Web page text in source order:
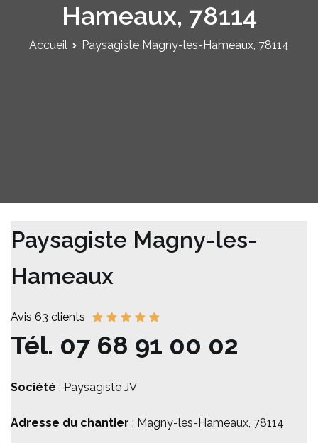
Hameaux, 78114
Accueil Paysagiste Magny-les-Hameaux, 78114
Paysagiste Magny-les-
Hameaux
Avis 63 clients
Tél. 07 68 91 00 02
Société : Paysagiste JV
Adresse du chantier : Magny-les-Hameaux, 78114